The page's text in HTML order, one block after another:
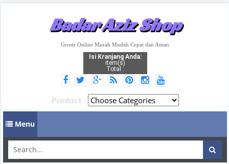
Badar Aziz Shop
Grosir Online Murah Mudah Cepat dan Aman
Isi Kranjang Anda:
item(s)
Total :
Product :
Menu